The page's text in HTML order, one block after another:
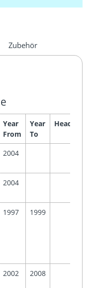
Zubehör
Year
From
Year
To
Headunit
2004
2004
1997 1999
2002 2008